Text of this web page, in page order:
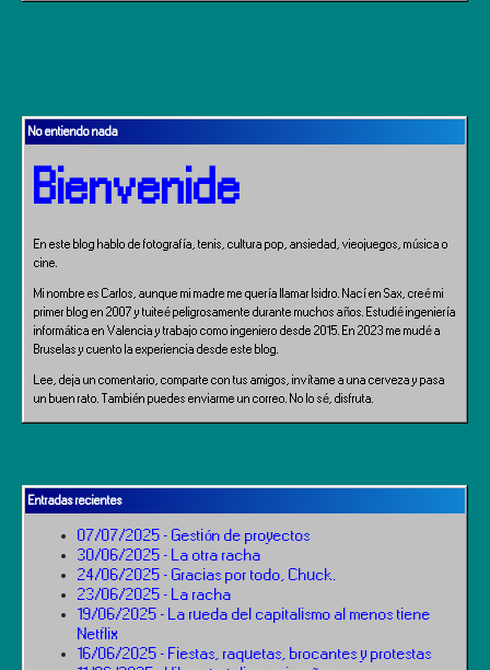
No entiendo nada
Bienvenide
En este blog hablo de fotografía, tenis, cultura pop, ansiedad, vieojuegos, música o
cine.
Mi nombre es Carlos, aunque mi madre me quería llamar Isidro. Nací en Sax, creé mi
primer blog en 2007 y tuiteé peligrosamente durante muchos años. Estudié ingeniería
informática en Valencia y trabajo como ingeniero desde 2015. En 2023 me mudé a
Bruselas y cuento la experiencia desde este blog.
Lee, deja un comentario, comparte con tus amigos, invítame a una cerveza y pasa
un buen rato. También puedes enviarme un correo. No lo sé, disfruta.
Entradas recientes
07/07/2025 - Gestión de proyectos
30/06/2025 - La otra racha
24/06/2025 - Gracias por todo, Chuck.
23/06/2025 - La racha
19/06/2025 - La rueda del capitalismo al menos tiene
Netflix
16/06/2025 - Fiestas, raquetas, brocantes y protestas